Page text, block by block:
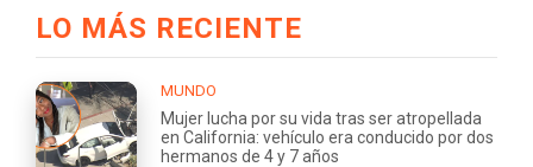
LO MÁS RECIENTE
MUNDO
Mujer lucha por su vida tras ser atropellada
en California: vehículo era conducido por dos
hermanos de 4 y 7 años